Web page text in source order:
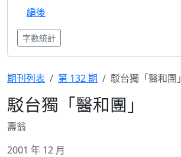
編後
字數統計
期刊列表 第 132 期 駁台獨「醫和團」
駁台獨「醫和團」
壽翁
2001 年 12 月